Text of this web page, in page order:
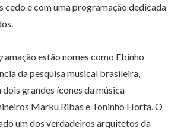
cedo e com uma programação dedicada
estão nomes como Ebinho
da pesquisa musical brasileira,
grandes ícones da música
Marku Ribas e Toninho Horta. O
um dos verdadeiros arquitetos da